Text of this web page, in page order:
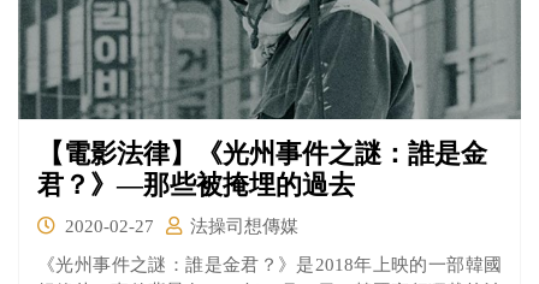
【電影法律】《光州事件之謎：誰是金
君？》—那些被掩埋的過去
2020-02-27
法操司想傳媒
《光州事件之謎：誰是金君？》是2018年上映的一部韓國